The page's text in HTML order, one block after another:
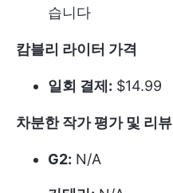
습니다
캄블리 라이터 가격
일회 결제: $14.99
차분한 작가 평가 및 리뷰
G2: N/A